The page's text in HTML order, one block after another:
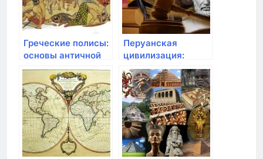
Греческие полисы:
основы античной
демократии
Перуанская
цивилизация:
тайна города
Мачу-Пикчу